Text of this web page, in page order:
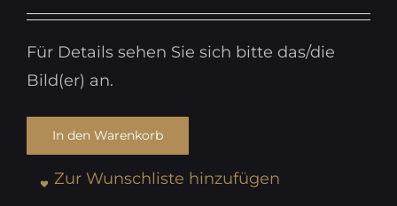
Für Details sehen Sie sich bitte das/die
Bild(er) an.
In den Warenkorb
Zur Wunschliste hinzufügen